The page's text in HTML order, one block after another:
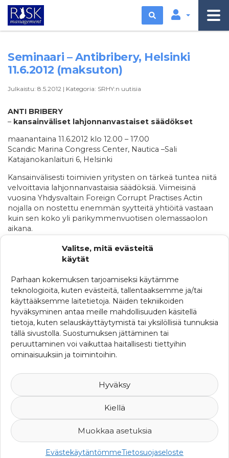
Valitse, mitä evästeitä
käytät
Parhaan kokemuksen tarjoamiseksi käytämme
teknologioita, kuten evästeitä, tallentaaksemme ja/tai
käyttääksemme laitetietoja. Näiden tekniikoiden
hyväksyminen antaa meille mahdollisuuden käsitellä
tietoja, kuten selauskäyttäytymistä tai yksilöllisiä tunnuksia
tällä sivustolla. Suostumuksen jättäminen tai
peruuttaminen voi vaikuttaa haitallisesti tiettyihin
ominaisuuksiin ja toimintoihin.
Hyväksy
Kiellä
Muokkaa asetuksia
EvästekäytäntömmeTietosuojaseloste
Etsi
Seminaari – Antibribery, Helsinki
11.6.2012 (maksuton)
Julkaistu: 8.5.2012 | Kategoria: SRHY:n uutisia
ANTI BRIBERY
– kansainväliset lahjonnanvastaiset säädökset
maanantaina 11.6.2012 klo 12.00 – 17.00
Scandic Marina Congress Center, Nautica –Sali
Katajanokanlaituri 6, Helsinki
Kansainvälisesti toimivien yritysten on tärkeä tuntea niitä
velvoittavia lahjonnanvastaisia säädöksiä. Viimeisinä
vuosina Yhdysvaltain Foreign Corrupt Practises Actin
nojalla on nostettu enemmän syytteitä yhtiöitä vastaan
kuin sen koko yli parikymmenvuotisen olemassaolon
aikana.
Tilaisuus on maksuton
Katso tästä seminaarin ohjelma
KATEGORIAT
Ajankohtaista
Ferman uutisia
Uutisia maailmalta
© 2007-2026 Suomen Riskienhallintayhdistys ry -Yksityisyys ja
rekisteriseloste-Web Design Mediaani